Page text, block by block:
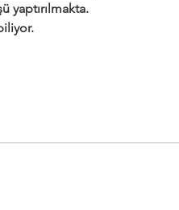
yaptırılmakta.